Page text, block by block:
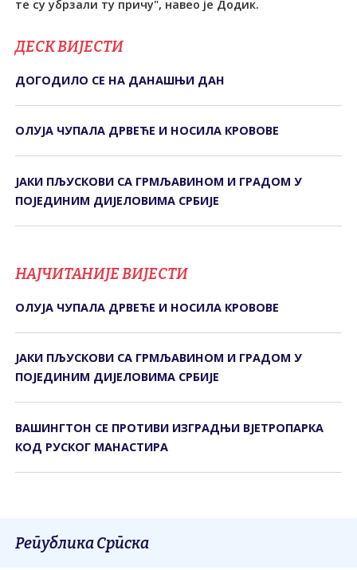
те су убрзали ту причу", навео је Додик.
ДЕСК ВИЈЕСТИ
ДОГОДИЛО СЕ НА ДАНАШЊИ ДАН
ОЛУЈА ЧУПАЛА ДРВЕЋЕ И НОСИЛА КРОВОВЕ
ЈАКИ ПЉУСКОВИ СА ГРМЉАВИНОМ И ГРАДОМ У
ПОЈЕДИНИМ ДИЈЕЛОВИМА СРБИЈЕ
НАЈЧИТАНИЈЕ ВИЈЕСТИ
ОЛУЈА ЧУПАЛА ДРВЕЋЕ И НОСИЛА КРОВОВЕ
ЈАКИ ПЉУСКОВИ СА ГРМЉАВИНОМ И ГРАДОМ У
ПОЈЕДИНИМ ДИЈЕЛОВИМА СРБИЈЕ
ВАШИНГТОН СЕ ПРОТИВИ ИЗГРАДЊИ ВЈЕТРОПАРКА
КОД РУСКОГ МАНАСТИРА
Република Српска